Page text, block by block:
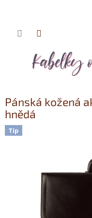
Přejít
Pánská kožená
hnědá
Tip